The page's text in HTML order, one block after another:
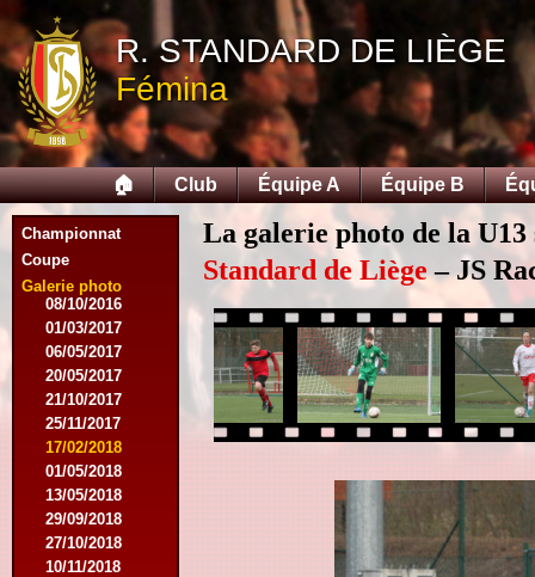
R. STANDARD DE LIÈGE
Fémina
🏠 Club Équipe A Équipe B
Championnat
Coupe
Galerie photo
28/03/2015
25/04/2015
14/05/2015
12/09/2015
26/09/2015
03/10/2015
28/11/2015
09/03/2016
09/04/2016
13/04/2016
16/05/2016
09/08/2016
08/10/2016
01/03/2017
06/05/2017
20/05/2017
21/10/2017
25/11/2017
17/02/2018
01/05/2018
13/05/2018
29/09/2018
27/10/2018
10/11/2018
La galerie photo de la U13
Standard de Liège– JS